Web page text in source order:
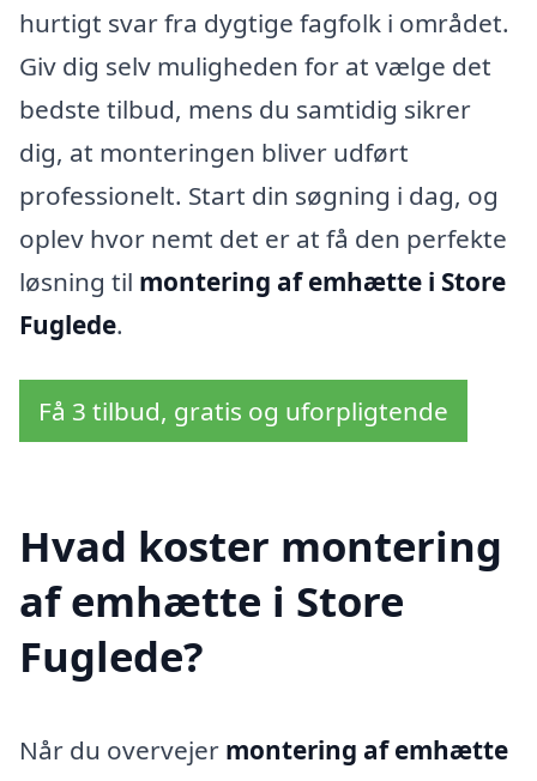
hurtigt svar fra dygtige fagfolk i området.
Giv dig selv muligheden for at vælge det
bedste tilbud, mens du samtidig sikrer
dig, at monteringen bliver udført
professionelt. Start din søgning i dag, og
oplev hvor nemt det er at få den perfekte
løsning til montering af emhætte i Store
Fuglede.
Få 3 tilbud, gratis og uforpligtende
Hvad koster montering
af emhætte i Store
Fuglede?
Når du overvejer montering af emhætte